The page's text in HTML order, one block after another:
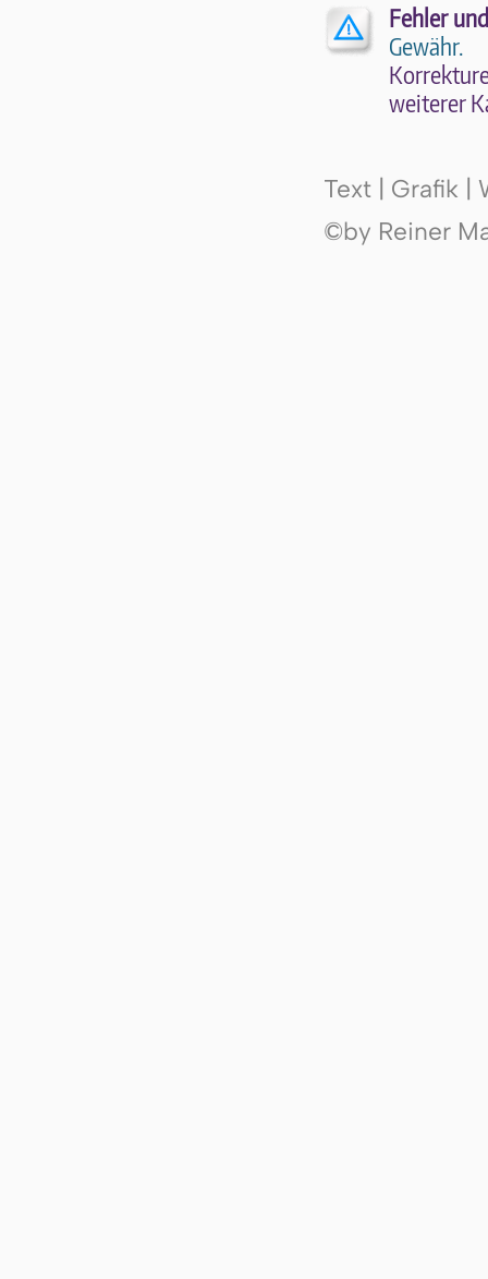
Fehler
Gewähr.
wei­te­rer
Text | Grafik |
©by Reiner